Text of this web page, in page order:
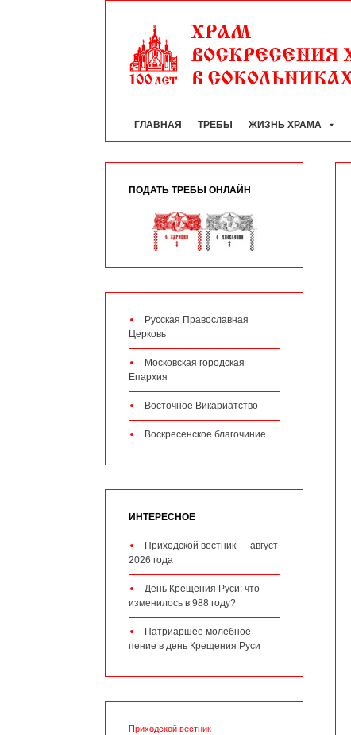
ГЛАВНАЯ ТРЕБЫ ЖИЗНЬ ХРАМА
ПОДАТЬ ТРЕБЫ ОНЛАЙН
Русская Православная
Церковь
Московская городская
Епархия
Восточное Викариатство
Воскресенское благочиние
ИНТЕРЕСНОЕ
Приходской вестник — август
2026 года
День Крещения Руси: что
изменилось в 988 году?
Патриаршее молебное
пение в день Крещения Руси
Приходской вестник